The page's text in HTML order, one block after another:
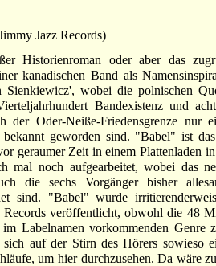
Jazz Records)
Historienroman oder aber das
kanadischen Band als
Sienkiewicz', wobei die polnischen
Bandexistenz und
der Oder-Neiße-Friedensgrenze nur
geworden sind. "Babel" ist
geraumer Zeit in einem Plattenladen
mal noch aufgearbeitet, wobei das
die sechs Vorgänger bisher
sind. "Babel" wurde
Records veröffentlicht, obwohl die 48
Labelnamen vorkommenden Genre
auf der Stirn des Hörers sowieso
um hier durchzusehen. Da wäre